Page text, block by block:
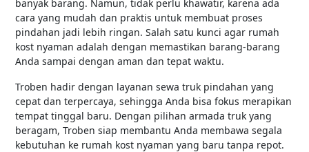
banyak barang. Namun, tidak perlu khawatir, karena ada
cara yang mudah dan praktis untuk membuat proses
pindahan jadi lebih ringan. Salah satu kunci agar rumah
kost nyaman adalah dengan memastikan barang-barang
Anda sampai dengan aman dan tepat waktu.
Troben hadir dengan layanan sewa truk pindahan yang
cepat dan terpercaya, sehingga Anda bisa fokus merapikan
tempat tinggal baru. Dengan pilihan armada truk yang
beragam, Troben siap membantu Anda membawa segala
kebutuhan ke rumah kost nyaman yang baru tanpa repot.